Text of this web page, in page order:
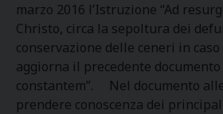
marzo 2016 l’Istruzione “Ad
Christo, circa la sepoltura dei
conservazione delle ceneri in caso
aggiorna il precedente documento
constantem”. Nel documento
prendere conoscenza dei